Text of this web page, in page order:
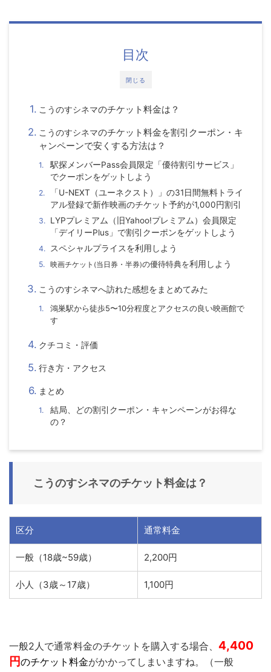
閉じる
目次
こうのすシネマのチケット料金は？
こうのすシネマのチケット料金を割引クーポン・キ
ャンペーンで安くする方法は？
駅探メンバーPass会員限定「優待割引サービス」
でクーポンをゲットしよう
「U-NEXT（ユーネクスト）」の31日間無料トライ
アル登録で新作映画のチケット予約が1,000円割引
LYPプレミアム（旧Yahoo!プレミアム）会員限定
「デイリーPlus」で割引クーポンをゲットしよう
スペシャルプライスを利用しよう
映画チケット (当日券・半券)の優待特典を利用しよう
こうのすシネマへ訪れた感想をまとめてみた
鴻巣駅から徒歩5〜10分程度とアクセスの良い映画館で
す
クチコミ・評価
行き方・アクセス
まとめ
結局、どの割引クーポン・キャンペーンがお得な
の？
こうのすシネマのチケット料金は？
区分 通常料金
一般（18歳~59歳） 2,200円
小人（3歳～17歳） 1,100円
一般2人で通常料金のチケットを購入する場合、 4,400
円のチケット料金がかかってしまいますね。（一般